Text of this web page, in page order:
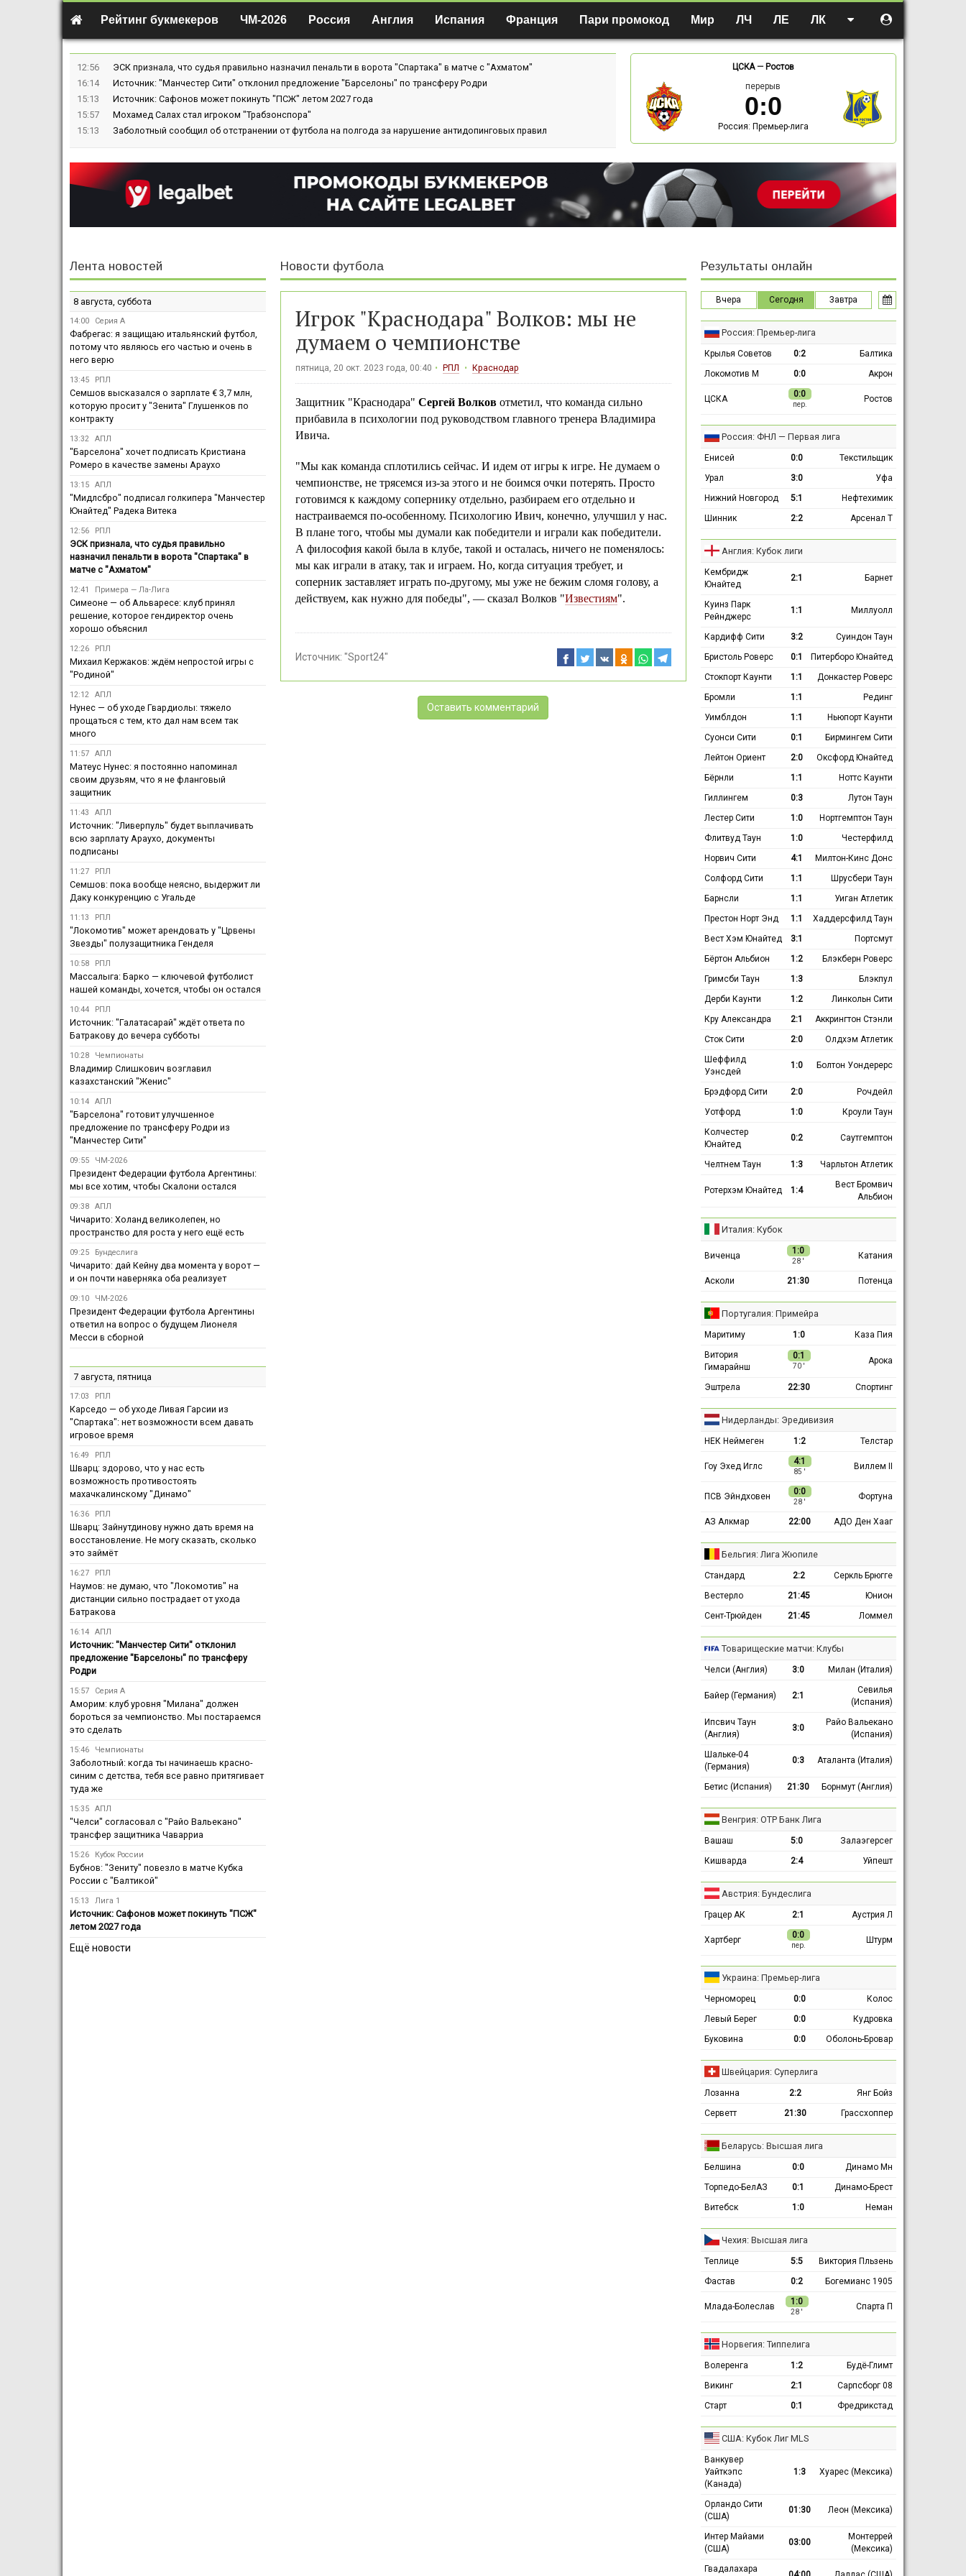
Рейтинг букмекеров ЧМ-2026 Россия Англия Испания Франция Пари промокод Мир ЛЧ ЛЕ ЛК
12:56
ЭСК признала, что судья правильно назначил пенальти в ворота "Спартака" в матче с "Ахматом"
16:14
Источник: "Манчестер Сити" отклонил предложение "Барселоны" по трансферу Родри
15:13
Источник: Сафонов может покинуть "ПСЖ" летом 2027 года
15:57
Мохамед Салах стал игроком "Трабзонспора"
15:13
Заболотный сообщил об отстранении от футбола на полгода за нарушение антидопинговых правил
ЦСКА— Ростов
перерыв
0:0
Россия: Премьер-лига
Новости футбола
Игрок "Краснодара" Волков: мы не
думаем о чемпионстве
пятница, 20 окт. 2023 года, 00:40 РПЛ Краснодар
Защитник "Краснодара" Сергей Волковотметил, что команда сильно
прибавила в психологии под руководством главного тренера Владимира
Ивича.
"Мы как команда сплотились сейчас. И идем от игры к игре. Не думаем о
чемпионстве, не трясемся из-за этого и не боимся очки потерять. Просто
готовимся к каждому сопернику отдельно, разбираем его отдельно и
настраиваемся по-особенному. Психологию Ивич, конечно, улучшил у нас.
В плане того, чтобы мы думали как победители и играли как победители.
А философия какой была в клубе, такой и осталась, ничего не поменялось:
мы как играли в атаку, так и играем. Но, когда ситуация требует, и
соперник заставляет играть по-другому, мы уже не бежим сломя голову, а
действуем, как нужно для победы", — сказал Волков "Известиям".
Источник: "Sport24"
Оставить комментарий
Лента новостей
8 августа, суббота
14:00 Серия А
Фабрегас: я защищаю итальянский футбол,
потому что являюсь его частью и очень в
него верю
13:45 РПЛ
Семшов высказался о зарплате € 3,7 млн,
которую просит у "Зенита" Глушенков по
контракту
13:32 АПЛ
"Барселона" хочет подписать Кристиана
Ромеро в качестве замены Араухо
13:15 АПЛ
"Мидлсбро" подписал голкипера "Манчестер
Юнайтед" Радека Витека
12:56 РПЛ
ЭСК признала, что судья правильно
назначил пенальти в ворота "Спартака" в
матче с "Ахматом"
12:41 Примера — Ла-Лига
Симеоне — об Альваресе: клуб принял
решение, которое гендиректор очень
хорошо объяснил
12:26 РПЛ
Михаил Кержаков: ждём непростой игры с
"Родиной"
12:12 АПЛ
Нунес — об уходе Гвардиолы: тяжело
прощаться с тем, кто дал нам всем так
много
11:57 АПЛ
Матеус Нунес: я постоянно напоминал
своим друзьям, что я не фланговый
защитник
11:43 АПЛ
Источник: "Ливерпуль" будет выплачивать
всю зарплату Араухо, документы
подписаны
11:27 РПЛ
Семшов: пока вообще неясно, выдержит ли
Даку конкуренцию с Угальде
11:13 РПЛ
"Локомотив" может арендовать у "Црвены
Звезды" полузащитника Генделя
10:58 РПЛ
Массалыга: Барко — ключевой футболист
нашей команды, хочется, чтобы он остался
10:44 РПЛ
Источник: "Галатасарай" ждёт ответа по
Батракову до вечера субботы
10:28 Чемпионаты
Владимир Слишкович возглавил
казахстанский "Женис"
10:14 АПЛ
"Барселона" готовит улучшенное
предложение по трансферу Родри из
"Манчестер Сити"
09:55 ЧМ-2026
Президент Федерации футбола Аргентины:
мы все хотим, чтобы Скалони остался
09:38 АПЛ
Чичарито: Холанд великолепен, но
пространство для роста у него ещё есть
09:25 Бундеслига
Чичарито: дай Кейну два момента у ворот —
и он почти наверняка оба реализует
09:10 ЧМ-2026
Президент Федерации футбола Аргентины
ответил на вопрос о будущем Лионеля
Месси в сборной
7 августа, пятница
17:03 РПЛ
Карседо — об уходе Ливая Гарсии из
"Спартака": нет возможности всем давать
игровое время
16:49 РПЛ
Шварц: здорово, что у нас есть
возможность противостоять
махачкалинскому "Динамо"
16:36 РПЛ
Шварц: Зайнутдинову нужно дать время на
восстановление. Не могу сказать, сколько
это займёт
16:27 РПЛ
Наумов: не думаю, что "Локомотив" на
дистанции сильно пострадает от ухода
Батракова
16:14 АПЛ
Источник: "Манчестер Сити" отклонил
предложение "Барселоны" по трансферу
Родри
15:57 Серия А
Аморим: клуб уровня "Милана" должен
бороться за чемпионство. Мы постараемся
это сделать
15:46 Чемпионаты
Заболотный: когда ты начинаешь красно-
синим с детства, тебя все равно притягивает
туда же
15:35 АПЛ
"Челси" согласовал с "Райо Вальекано"
трансфер защитника Чаварриа
15:26 Кубок России
Бубнов: "Зениту" повезло в матче Кубка
России с "Балтикой"
15:13 Лига 1
Источник: Сафонов может покинуть "ПСЖ"
летом 2027 года
Ещё новости
Результаты онлайн
Вчера Сегодня Завтра
Россия: Премьер-лига
Крылья Советов 0:2
Балтика
Локомотив М
0:0 Акрон
ЦСКА 0:0
пер.
Ростов
Россия: ФНЛ — Первая лига
Енисей 0:0
Текстильщик
Урал
3:0
Уфа
Нижний Новгород
5:1
Нефтехимик
Шинник
2:2 Арсенал Т
Англия: Кубок лиги
Кембридж
Юнайтед
2:1 Барнет
Куинз Парк
Рейнджерс
1:1 Миллуолл
Кардифф Сити 3:2
Суиндон Таун
Бристоль Роверс
0:1
Питерборо Юнайтед
Стокпорт Каунти
1:1
Донкастер Роверс
Бромли
1:1
Рединг
Уимблдон
1:1
Ньюпорт Каунти
Суонси Сити
0:1
Бирмингем Сити
Лейтон Ориент
2:0
Оксфорд Юнайтед
Бёрнли
1:1
Ноттс Каунти
Гиллингем
0:3
Лутон Таун
Лестер Сити
1:0
Нортгемптон Таун
Флитвуд Таун
1:0
Честерфилд
Норвич Сити
4:1
Милтон-Кинс Донс
Солфорд Сити
1:1
Шрусбери Таун
Барнсли
1:1
Уиган Атлетик
Престон Норт Энд
1:1
Хаддерсфилд Таун
Вест Хэм Юнайтед
3:1
Портсмут
Бёртон Альбион
1:2
Блэкберн Роверс
Гримсби Таун
1:3
Блэкпул
Дерби Каунти
1:2
Линкольн Сити
Кру Александра
2:1
Аккрингтон Стэнли
Сток Сити
2:0
Олдхэм Атлетик
Шеффилд
Уэнсдей
1:0 Болтон Уондерерс
Брэдфорд Сити 2:0
Рочдейл
Уотфорд
1:0
Кроули Таун
Колчестер
Юнайтед
0:2 Саутгемптон
Челтнем Таун 1:3 Чарльтон Атлетик
Ротерхэм Юнайтед 1:4
Вест Бромвич
Альбион
Италия: Кубок
Виченца 1:0
28 ′
Катания
Асколи 21:30 Потенца
Португалия: Примейра
Маритиму 1:0
Каза Пия
Витория
Гимарайнш
0:1
70 ′
Арока
Эштрела 22:30 Спортинг
Нидерланды: Эредивизия
НЕК Неймеген 1:2 Телстар
Гоу Эхед Иглс 4:1
85 ′
Виллем II
ПСВ Эйндховен 0:0
28 ′
Фортуна
АЗ Алкмар 22:00 АДО Ден Хааг
Бельгия: Лига Жюпиле
Стандард 2:2
Серкль Брюгге
Вестерло
21:45
Юнион
Сент-Трюйден
21:45 Ломмел
Товарищеские матчи: Клубы
Челси (Англия) 3:0 Милан (Италия)
Байер (Германия) 2:1
Севилья
(Испания)
Ипсвич Таун
(Англия)
3:0
Райо Вальекано
(Испания)
Шальке-04
(Германия)
0:3 Аталанта (Италия)
Бетис (Испания) 21:30 Борнмут (Англия)
Венгрия: ОТР Банк Лига
Вашаш 5:0
Залаэгерсег
Кишварда
2:4 Уйпешт
Австрия: Бундеслига
Грацер АК 2:1 Аустрия Л
Хартберг 0:0
пер.
Штурм
Украина: Премьер-лига
Черноморец 0:0
Колос
Левый Берег
0:0
Кудровка
Буковина
0:0 Оболонь-Бровар
Швейцария: Суперлига
Лозанна 2:2
Янг Бойз
Серветт
21:30 Грассхоппер
Беларусь: Высшая лига
Белшина 0:0
Динамо Мн
Торпедо-БелАЗ
0:1
Динамо-Брест
Витебск
1:0 Неман
Чехия: Высшая лига
Теплице 5:5
Виктория Пльзень
Фастав
0:2 Богемианс 1905
Млада-Болеслав 1:0
28 ′
Спарта П
Норвегия: Типпелига
Волеренга 1:2
Будё-Глимт
Викинг
2:1
Сарпсборг 08
Старт
0:1 Фредрикстад
США: Кубок Лиг MLS
Ванкувер
Уайткэпс
(Канада)
1:3 Хуарес (Мексика)
Орландо Сити
(США)
01:30 Леон (Мексика)
Интер Майами
(США)
03:00
Монтеррей
(Мексика)
Гвадалахара